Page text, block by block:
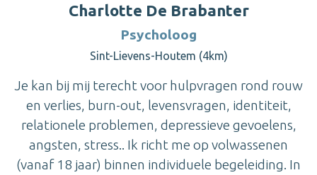
Charlotte De Brabanter
Psycholoog
Sint-Lievens-Houtem (4km)
Je kan bij mij terecht voor hulpvragen rond rouw
en verlies, burn-out, levensvragen, identiteit,
relationele problemen, depressieve gevoelens,
angsten, stress.. Ik richt me op volwassenen
(vanaf 18 jaar) binnen individuele begeleiding. In